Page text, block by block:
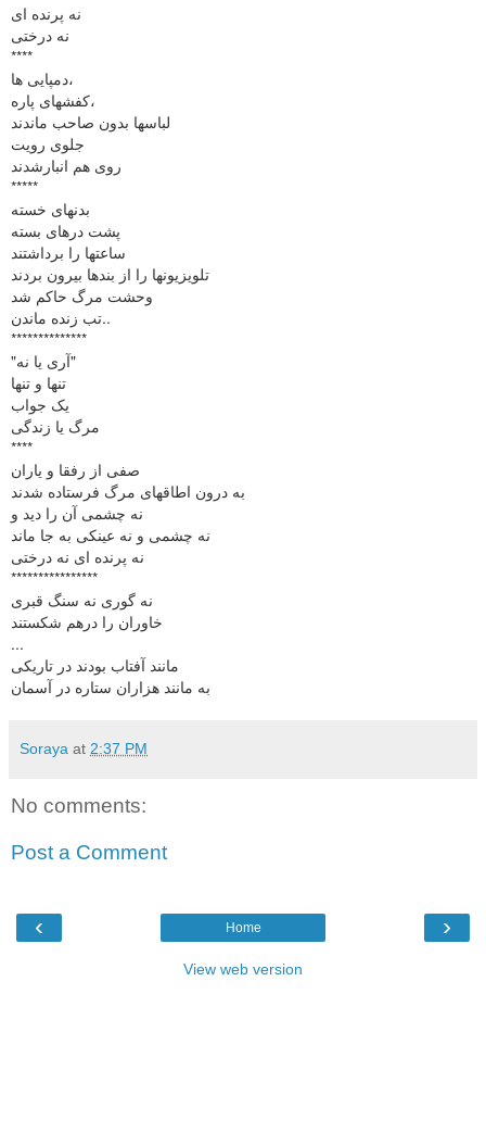
نه پرنده ای
نه درختی
****
دمپایی ها،
کفشهای پاره،
لباسها بدون صاحب ماندند
جلوی رویت
روی هم انبارشدند
*****
بدنهای خسته
پشت درهای بسته
ساعتها را برداشتند
تلویزیونها را از بندها بیرون بردند
وحشت مرگ حاکم شد
تب زنده ماندن..
**************
"آری یا نه"
تنها و تنها
یک جواب
مرگ یا زندگی
****
صفی از رفقا و یاران
به درون اطاقهای مرگ فرستاده شدند
نه چشمی آن را دید و
نه چشمی و نه عینکی به جا ماند
نه پرنده ای نه درختی
****************
نه گوری نه سنگ قبری
خاوران را درهم شکستند
...
مانند آفتاب بودند در تاریکی
به مانند هزاران ستاره در آسمان
Soraya at 2:37 PM
No comments:
Post a Comment
‹ ›
Home
View web version